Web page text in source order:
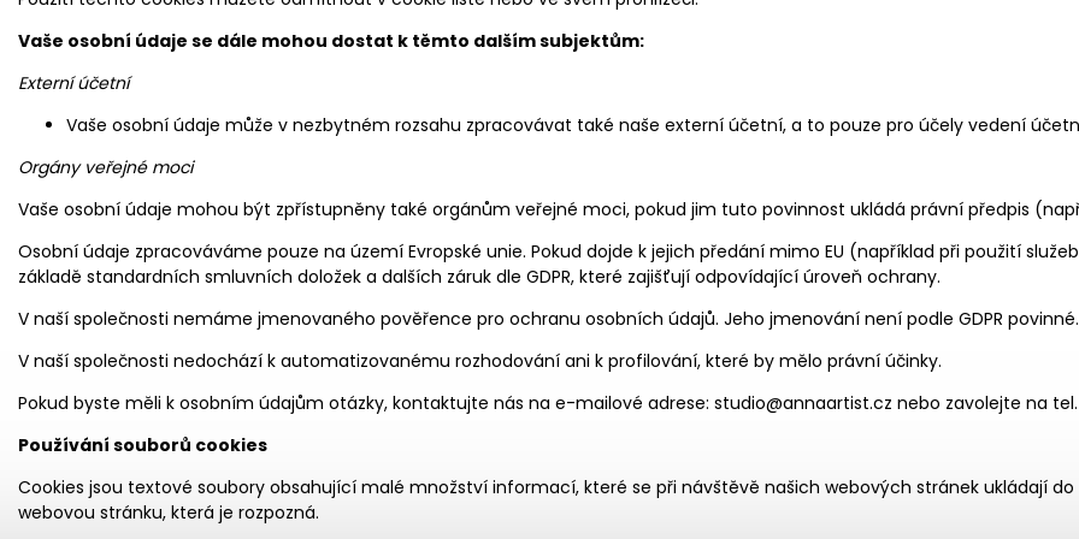
Vaše osobní údaje se dále mohou dostat k těmto dalším subjektům:
Externí účetní
Vaše osobní údaje může v nezbytném rozsahu zpracovávat také naše externí účetní, a to pouze pro účely vedení
Orgány veřejné moci
Vaše osobní údaje mohou být zpřístupněny také orgánům veřejné moci, pokud jim tuto povinnost ukládá právní předpis
Osobní údaje zpracováváme pouze na území Evropské unie. Pokud dojde k jejich předání mimo EU (například při použití
základě standardních smluvních doložek a dalších záruk dle GDPR, které zajišťují odpovídající úroveň ochrany.
V naší společnosti nemáme jmenovaného pověřence pro ochranu osobních údajů. Jeho jmenování není podle GDPR povinné.
V naší společnosti nedochází k automatizovanému rozhodování ani k profilování, které by mělo právní účinky.
Pokud byste měli k osobním údajům otázky, kontaktujte nás na e-mailové adrese: studio@annaartist.cz nebo zavolejte na
Používání souborů cookies
Cookies jsou textové soubory obsahující malé množství informací, které se při návštěvě našich webových stránek ukládají
webovou stránku, která je rozpozná.